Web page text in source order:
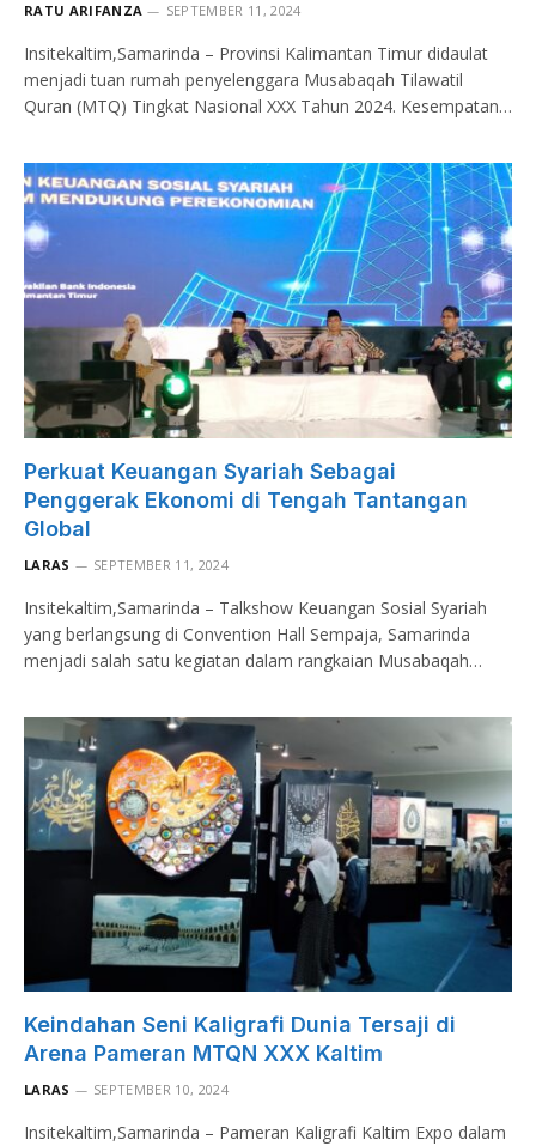
RATU ARIFANZA SEPTEMBER 11, 2024
Insitekaltim,Samarinda – Provinsi Kalimantan Timur didaulat
menjadi tuan rumah penyelenggara Musabaqah Tilawatil
Quran (MTQ) Tingkat Nasional XXX Tahun 2024. Kesempatan…
Perkuat Keuangan Syariah Sebagai
Penggerak Ekonomi di Tengah Tantangan
Global
LARAS SEPTEMBER 11, 2024
Insitekaltim,Samarinda – Talkshow Keuangan Sosial Syariah
yang berlangsung di Convention Hall Sempaja, Samarinda
menjadi salah satu kegiatan dalam rangkaian Musabaqah…
Keindahan Seni Kaligrafi Dunia Tersaji di
Arena Pameran MTQN XXX Kaltim
LARAS SEPTEMBER 10, 2024
Insitekaltim,Samarinda – Pameran Kaligrafi Kaltim Expo dalam